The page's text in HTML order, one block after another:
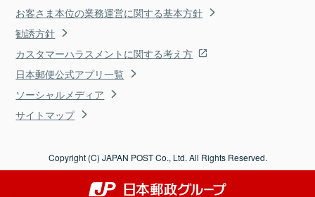
お客さま本位の業務運営に関する基本方針
勧誘方針
カスタマーハラスメントに関する考え方
日本郵便公式アプリ一覧
ソーシャルメディア
サイトマップ
Copyright (C) JAPAN POST Co., Ltd. All Rights Reserved.